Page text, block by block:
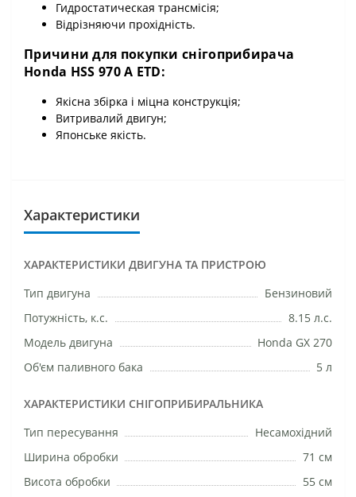
Гидростатическая трансмісія;
Відрізняючи прохідність.
Причини для покупки снігоприбирача
Honda HSS 970 A ETD:
Якісна збірка і міцна конструкція;
Витривалий двигун;
Японське якість.
Характеристики
ХАРАКТЕРИСТИКИ ДВИГУНА ТА ПРИСТРОЮ
Тип двигуна
Бензиновий
Потужність, к.с.
8.15 л.с.
Модель двигуна
Honda GX 270
Об'єм паливного бака
5 л
ХАРАКТЕРИСТИКИ СНІГОПРИБИРАЛЬНИКА
Тип пересування
Несамохідний
Ширина обробки
71 см
Висота обробки
55 см